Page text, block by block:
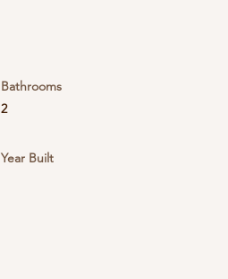
Bathrooms
2
Year Built